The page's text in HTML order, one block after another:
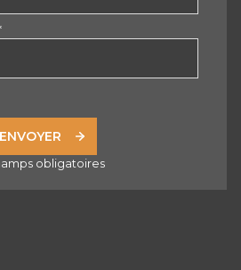
ENVOYER
obligatoires